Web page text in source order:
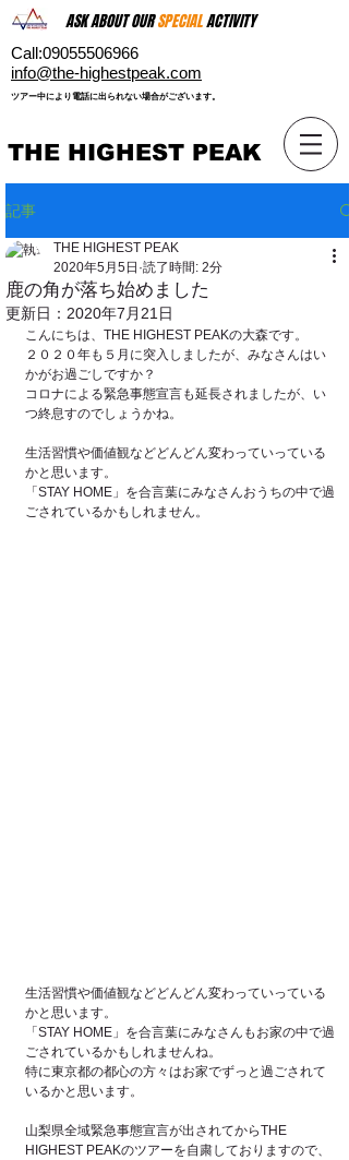
ASK ABOUT OURSPECIALACTIVITY
Call:09055506966
​info@the-highestpeak.com
​ツアー中により電話に出られない場合がございます。​
THE HIGHEST PEAK
記事
鹿の角が落ち始めました
THE HIGHEST PEAK
2020年5月5日 読了時間: 2分
更新日： 2020年7月21日
こんにちは、THE HIGHEST PEAKの大森です。
２０２０年も５月に突入しましたが、みなさんはい
かがお過ごしですか？
コロナによる緊急事態宣言も延長されましたが、い
つ終息すのでしょうかね。
生活習慣や価値観などどんどん変わっていっている
かと思います。
「STAY HOME」を合言葉にみなさんおうちの中で過
ごされているかもしれません。
生活習慣や価値観などどんどん変わっていっている
かと思います。
「STAY HOME」を合言葉にみなさんもお家の中で過
ごされているかもしれませんね。
特に東京都の都心の方々はお家でずっと過ごされて
いるかと思います。
山梨県全域緊急事態宣言が出されてからTHE
HIGHEST PEAKのツアーを自粛しておりますので、